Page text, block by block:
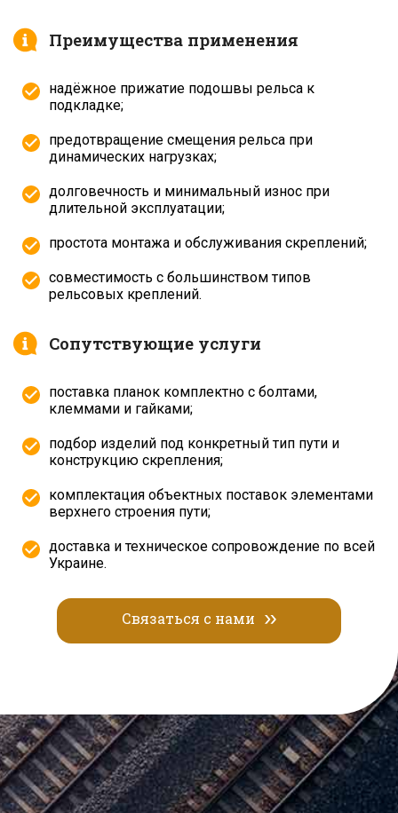
Преимущества применения
надёжное прижатие подошвы рельса к
подкладке;
предотвращение смещения рельса при
динамических нагрузках;
долговечность и минимальный износ при
длительной эксплуатации;
простота монтажа и обслуживания скреплений;
совместимость с большинством типов
рельсовых креплений.
Сопутствующие услуги
поставка планок комплектно с болтами,
клеммами и гайками;
подбор изделий под конкретный тип пути и
конструкцию скрепления;
комплектация объектных поставок элементами
верхнего строения пути;
доставка и техническое сопровождение по всей
Украине.
Связаться с нами